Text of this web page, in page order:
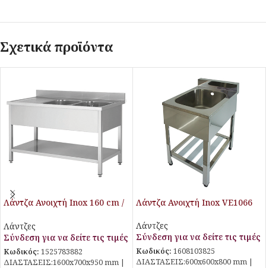
Σχετικά προϊόντα
Λάντζα Ανοιχτή Inox 160 cm /
Λάντζες
Σύνδεση για να δείτε τις τιμές
Κωδικός: 1525783882
ΔΙΑΣΤΑΣΕΙΣ:1600x700x950 mm |
Λάντζα Ανοιχτή Inox VE1066
Λάντζες
Σύνδεση για να δείτε τις τιμές
Κωδικός: 1608103825
ΔΙΑΣΤΑΣΕΙΣ:600x600x800 mm |